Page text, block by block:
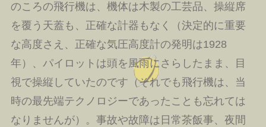
のころの飛行機は、機体は木製の工芸品、操縦席
を覆う天蓋も、正確な計器もなく（決定的に重要
な高度さえ、正確な気圧高度計の発明は1928
年）、パイロットは頭を風雨にさらしたまま、目
視で操縦していたのです（それでも飛行機は、当
時の最先端テクノロジーであったことも忘れては
なりませんが）。事故や故障は日常茶飯事、夜間